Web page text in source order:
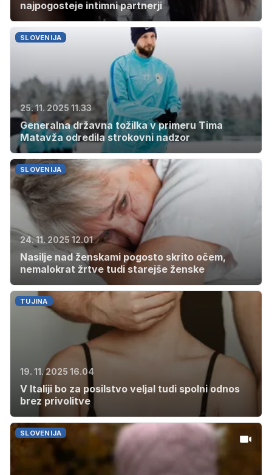
najpogosteje intimni partnerji
SLOVENIJA
25. 11. 2025 11.33
Generalna državna tožilka v primeru Tima
Matavža odredila strokovni nadzor
SLOVENIJA
24. 11. 2025 12.01
Nasilje nad ženskami pogosto skrito očem,
nemalokrat žrtve tudi starejše ženske
TUJINA
19. 11. 2025 16.04
V Italiji bo za posilstvo veljal tudi spolni odnos
brez privolitve
SLOVENIJA